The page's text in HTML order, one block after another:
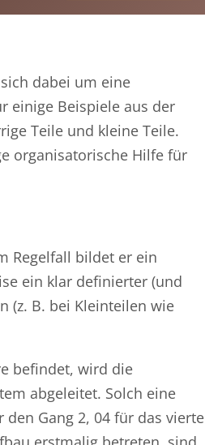
dabei um eine
einige Beispiele aus der
Teile und kleine Teile.
organisatorische Hilfe für
Regelfall bildet er ein
ein klar definierter (und
(z. B. bei Kleinteilen wie
befindet, wird die
abgeleitet. Solch eine
Gang 2, 04 für das vierte